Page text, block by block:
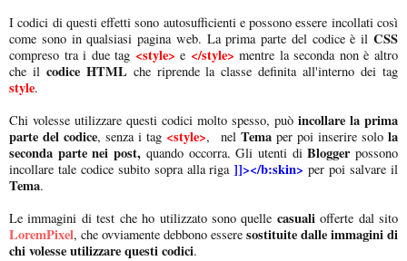
I codici di questi effetti sono autosufficienti e possono essere incollati così
come sono in qualsiasi pagina web. La prima parte del codice è il CSS
compreso tra i due tag <style> e </style> mentre la seconda non è altro
che il codice HTMLche riprende la classe definita all'interno dei tag
style.
Chi volesse utilizzare questi codici molto spesso, può incollare la prima
parte del codice, senza i tag <style>, nel Tema per poi inserire solola
seconda parte nei post, quando occorra. Gli utenti diBloggerpossono
incollare tale codice subito sopra alla riga]]></b:skin> per poi salvare il
Tema.
Le immagini di test che ho utilizzato sono quelle casualiofferte dal sito
LoremPixel, che ovviamente debbono essere sostituite dalle immagini di
chi volesse utilizzare questi codici.